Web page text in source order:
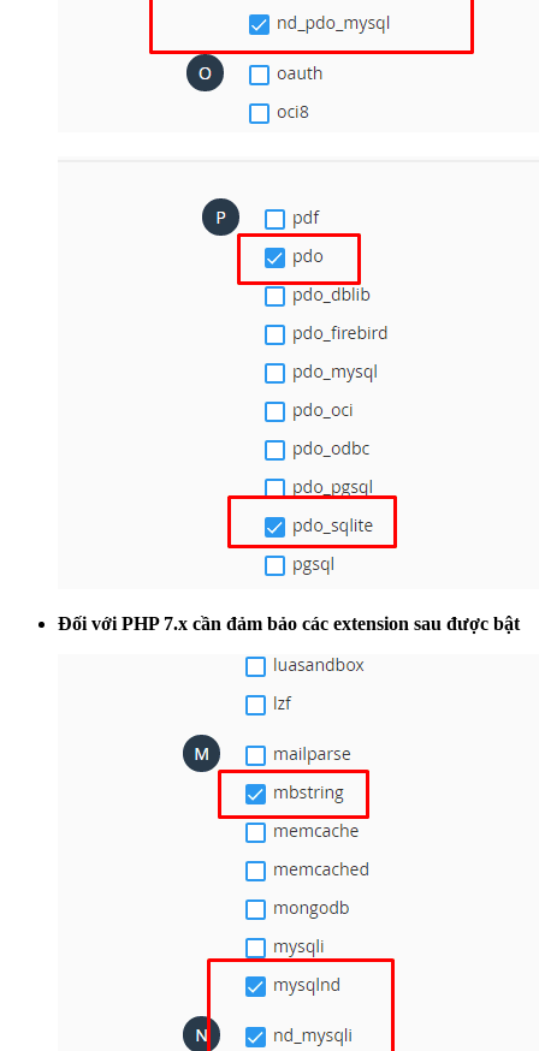
Đối với PHP 7.x cần đảm bảo các extension sau được bật